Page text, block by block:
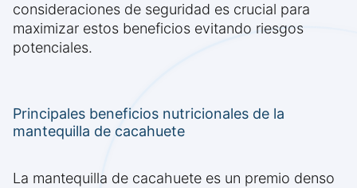
consideraciones de seguridad es crucial para
maximizar estos beneficios evitando riesgos
potenciales.
Principales beneficios nutricionales de la
mantequilla de cacahuete
La mantequilla de cacahuete es un premio denso